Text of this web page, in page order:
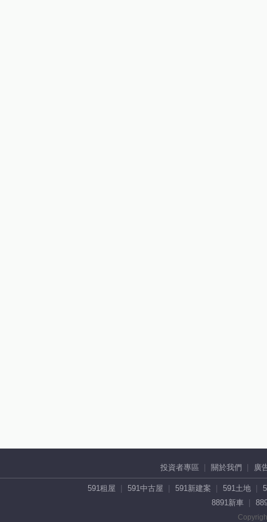
投資者專區 關於我們 廣
591租屋 591中古屋 591新建案 591土地
8891新車